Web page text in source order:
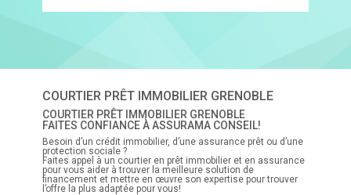
COURTIER PRÊT IMMOBILIER GRENOBLE
COURTIER PRÊT IMMOBILIER GRENOBLE
FAITES CONFIANCE À ASSURAMA CONSEIL!
Besoin d’un crédit immobilier, d’une assurance prêt ou d’une
protection sociale ?
Faites appel à un courtier en prêt immobilier et en assurance
pour vous aider à trouver la meilleure solution de
financement et mettre en œuvre son expertise pour trouver
l’offre la plus adaptée pour vous!